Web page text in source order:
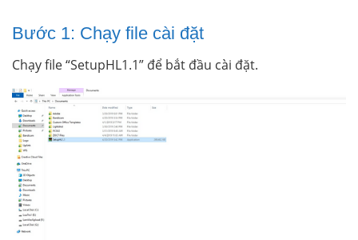
Bước 1: Chạy file cài đặt
Chạy file “SetupHL1.1” để bắt đầu cài đặt.